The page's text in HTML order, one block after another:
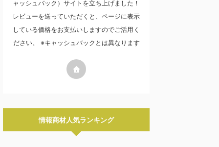
ャッシュバック）サイトを立ち上げました！
レビューを送っていただくと、ページに表示
している価格をお支払いしますのでご活用く
ださい。 ※キャッシュバックとは異なります
情報商材人気ランキング